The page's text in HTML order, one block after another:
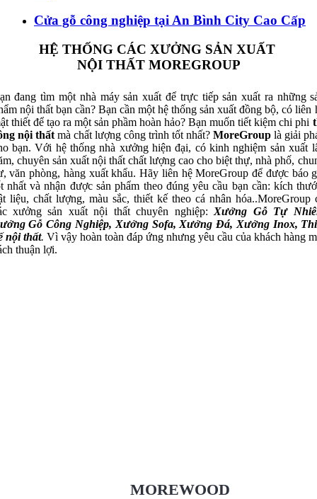
Cửa gỗ công nghiệp tại An Bình City Cao Cấp
HỆ THỐNG CÁC XƯỞNG SẢN XUẤT
NỘI THẤT MOREGROUP
đang tìm một nhà máy sản xuất để trực tiếp sản xuất ra những
nội thất bạn cần? Bạn cần một hệ thống sản xuất đồng bộ, có liên
thiết để tạo ra một sản phầm hoàn hảo? Bạn muốn tiết kiệm chi phi
nội thấtmà chất lượng công trình tốt nhất? MoreGrouplà giải
bạn. Với hệ thống nhà xưởng hiện đại, có kinh nghiệm sản xuất
chuyên sản xuất nội thất chất lượng cao cho biệt thự, nhà phố,
văn phòng, hàng xuất khẩu. Hãy liên hệ MoreGroup để được báo
nhất và nhận được sản phẩm theo đúng yêu cầu bạn cần: kích
liệu, chất lượng, màu sắc, thiết kế theo cá nhân hóa..MoreGroup
xưởng sản xuất nội thất chuyên nghiệp: Xưởng Gỗ Tự
Gỗ Công Nghiệp, Xưởng Sofa, Xưởng Đá, Xưởng Inox,
nội thất. Vì vậy hoàn toàn đáp ứng nhưng yêu cầu của khách hàng
thuận lợi.
MOREWOOD